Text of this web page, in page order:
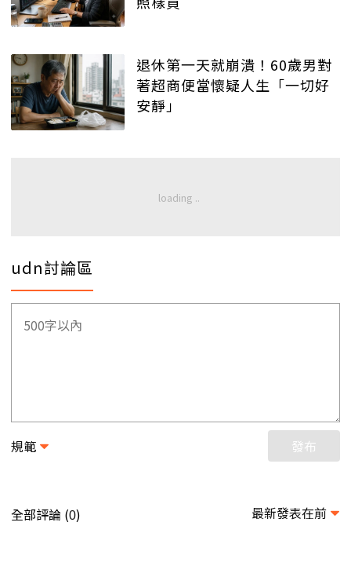
退休第一天就崩潰！60歲男對
著超商便當懷疑人生「一切好
安靜」
udn討論區
規範 發布
全部評論 (0) 最新發表在前